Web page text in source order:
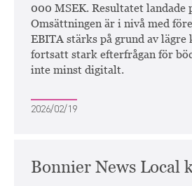
000 MSEK. Resultatet landade
Omsättningen är i nivå med
EBITA stärks på grund av lägre
fortsatt stark efterfrågan för
inte minst digitalt.
2026/02/19
Bonnier News Local